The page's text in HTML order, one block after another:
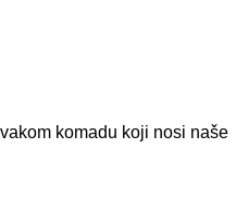
komadu koji nosi naše